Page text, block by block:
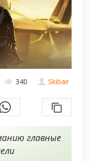
Skibair
340
главные